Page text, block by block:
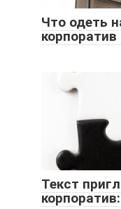
Что одеть
Текст